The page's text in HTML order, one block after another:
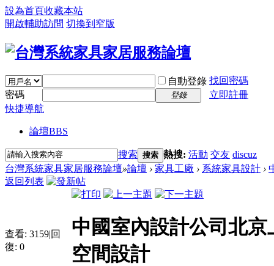
設為首頁收藏本站
開啟輔助訪問 切換到窄版
自動登錄 找回密碼
密碼
登錄
立即註冊
快捷導航
論壇BBS
搜索 搜索 熱搜: 活動 交友 discuz
台灣系統家具家居服務論壇»論壇 › 家具工廠 › 系統家具設計 ›
返回列表
查看: 3159|回
復: 0
中國室內設計公司北
空間設計